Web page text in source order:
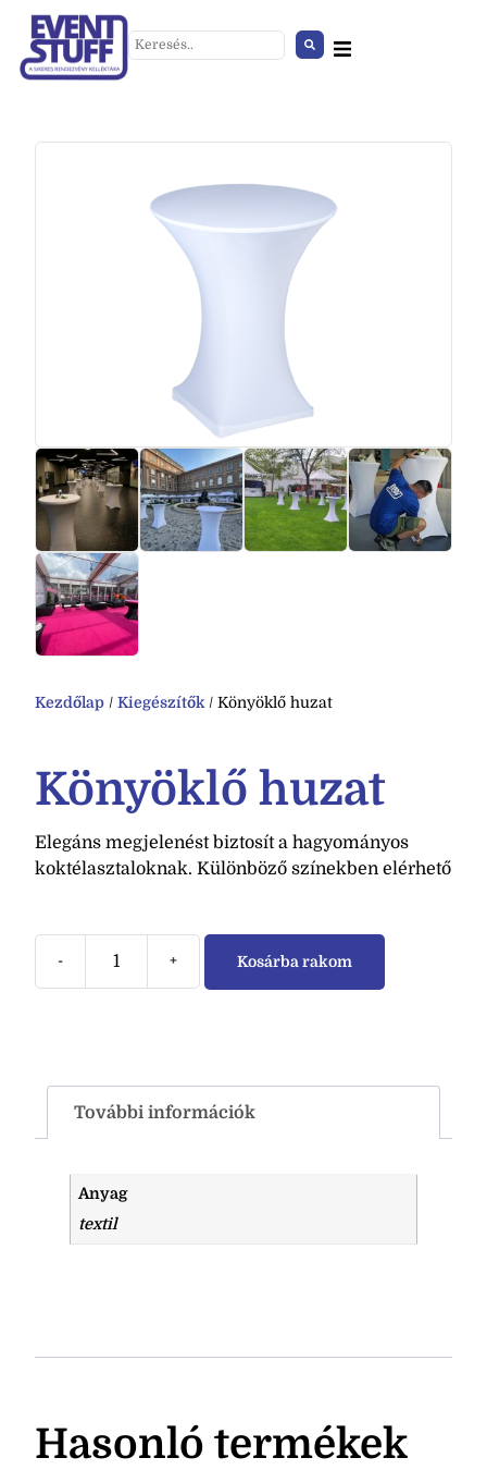
Kezdőlap / Kiegészítők / Könyöklő huzat
Könyöklő huzat
Elegáns megjelenést biztosít a hagyományos
koktélasztaloknak. Különböző színekben elérhető
- + Kosárba rakom
További információk
Anyag
textil
Hasonló termékek
Bárszék fekete
+